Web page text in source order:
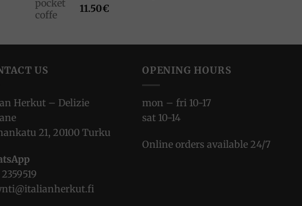
11.50€
US
Herkut – Delizie
21, 20100 Turku
OPENING HOURS
mon – fri 10-17
sat 10-14
Online orders available 24/7